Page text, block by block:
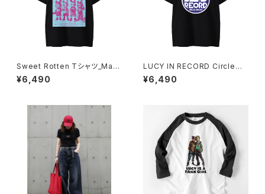
Sweet Rotten Tシャツ_May
be Blue 1014-230221334
¥6,490
LUCY IN RECORD Circleロ
ゴ Tシャツ_Blueblood 1014-
230221291
¥6,490